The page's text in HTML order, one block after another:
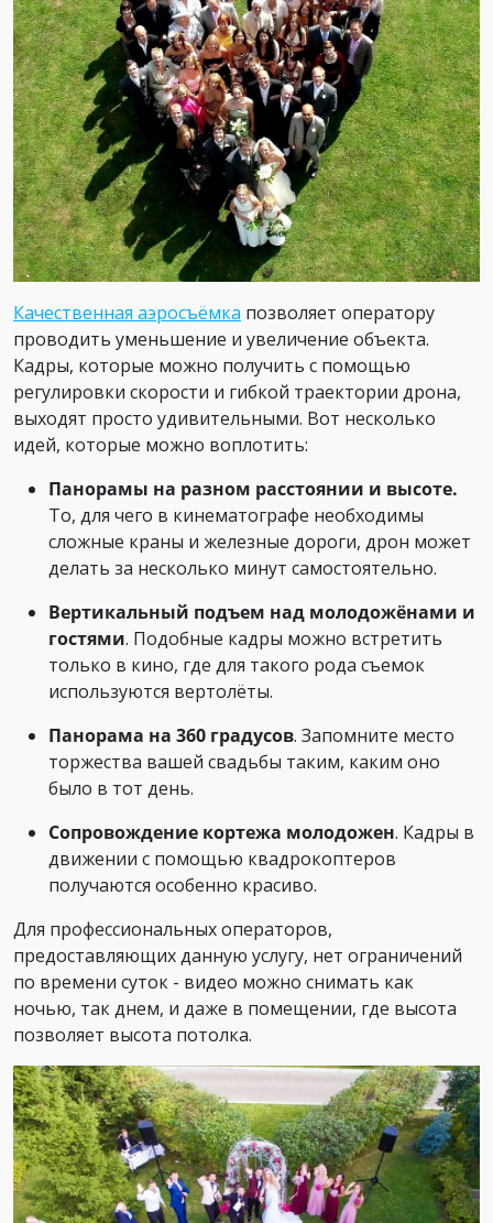
Качественная аэросъёмка позволяет оператору
проводить уменьшение и увеличение объекта.
Кадры, которые можно получить с помощью
регулировки скорости и гибкой траектории дрона,
выходят просто удивительными. Вот несколько
идей, которые можно воплотить:
Панорамы на разном расстоянии и высоте.
То, для чего в кинематографе необходимы
сложные краны и железные дороги, дрон может
делать за несколько минут самостоятельно.
Вертикальный подъем над молодожёнами и
гостями. Подобные кадры можно встретить
только в кино, где для такого рода съемок
используются вертолёты.
Панорама на 360 градусов. Запомните место
торжества вашей свадьбы таким, каким оно
было в тот день.
Сопровождение кортежа молодожен. Кадры в
движении с помощью квадрокоптеров
получаются особенно красиво.
Для профессиональных операторов,
предоставляющих данную услугу, нет ограничений
по времени суток - видео можно снимать как
ночью, так днем, и даже в помещении, где высота
позволяет высота потолка.